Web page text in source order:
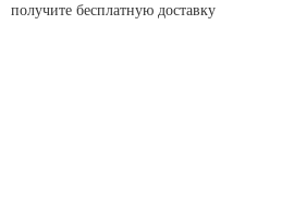
получите бесплатную доставку